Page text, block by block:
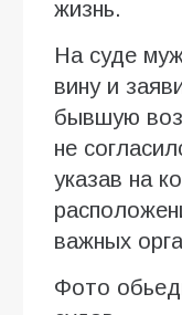
жизнь.
На суде
вину и
бывшую
не
указав на
важных
Фото